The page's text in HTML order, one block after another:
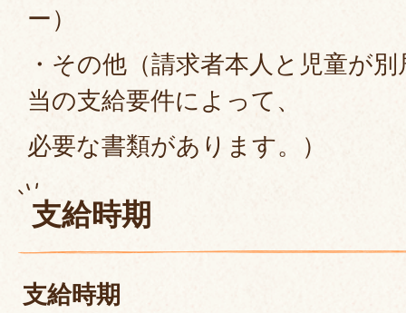
ー）
・その他（請求者本人と児童が
当の支給要件によって、
必要な書類があります。）
支給時期
支給時期